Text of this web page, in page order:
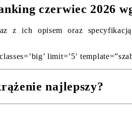
czerwiec 2026
z ich opisem oraz
limit=’5′
najlepszy?